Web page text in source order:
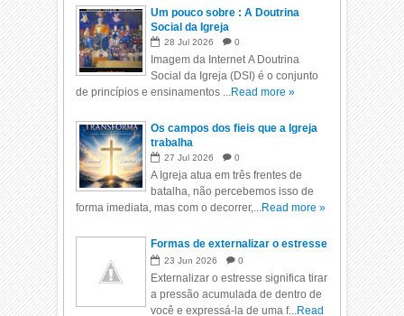
Um pouco sobre : A Doutrina
Social da Igreja
28 Jul 2026 0
Imagem da Internet A Doutrina
Social da Igreja (DSI) é o conjunto
de princípios e ensinamentos ...Read more »
Os campos dos fieis que a Igreja
trabalha
27 Jul 2026 0
A Igreja atua em três frentes de
batalha, não percebemos isso de
forma imediata, mas com o decorrer,...Read more »
Formas de externalizar o estresse
23 Jun 2026 0
Externalizar o estresse significa tirar
a pressão acumulada de dentro de
você e expressá-la de uma f...Read